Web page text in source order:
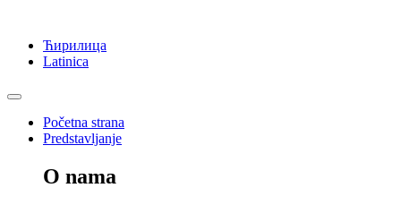
Ћирилица
Latinica
Početna strana
Predstavljanje
O nama